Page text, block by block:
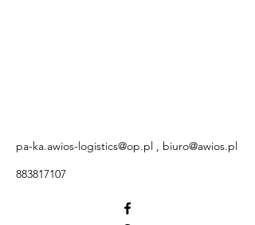
pa-ka.awios-logistics@op.pl , biuro@awios.pl
883817107